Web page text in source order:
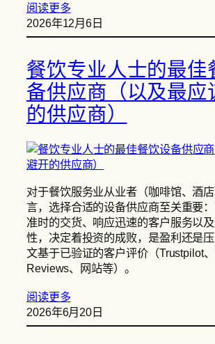
阅读更多
2026年12月6日
餐饮专业人士的最佳
备供应商（以及最应
的供应商）
对于餐饮服务业从业者（咖啡馆、酒
言，选择合适的设备供应商至关重要：
准时的交货、响应迅速的客户服务以
性，决定着投资的成败，是盈利还是
文基于已验证的客户评价（Trustpilot
Reviews、网站等）。
阅读更多
2026年6月20日